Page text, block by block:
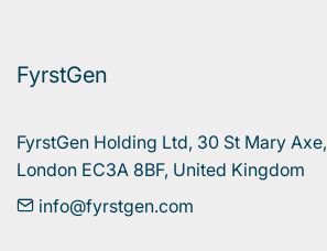
FyrstGen
FyrstGen Holding Ltd, 30 St Mary Axe,
London EC3A 8BF, United Kingdom
info@fyrstgen.com